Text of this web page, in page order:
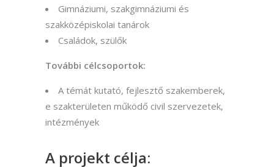
Gimnáziumi, szakgimnáziumi és
szakközépiskolai tanárok
Családok, szülők
További célcsoportok:
A témát kutató, fejlesztő szakemberek,
e szakterületen működő civil szervezetek,
intézmények
A projekt célja: